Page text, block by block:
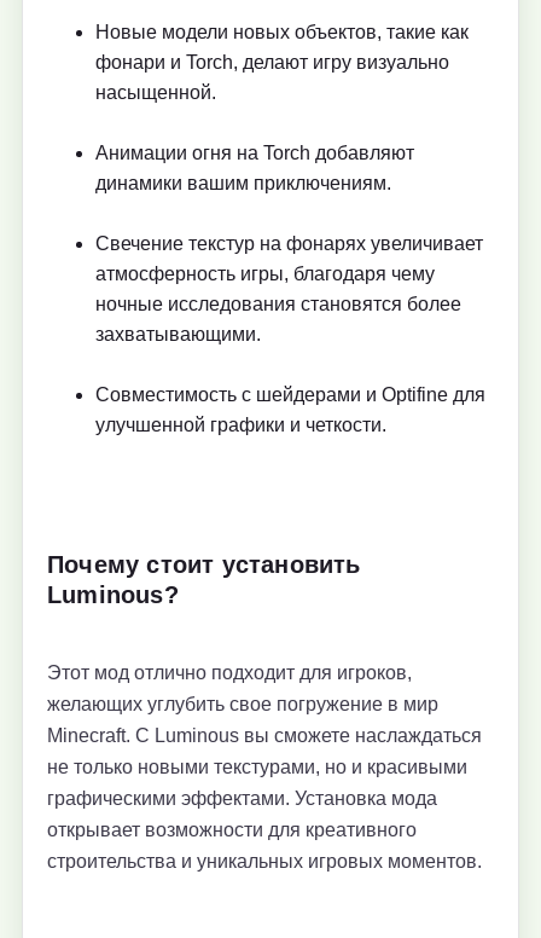
Новые модели новых объектов, такие как
фонари и Torch, делают игру визуально
насыщенной.
Анимации огня на Torch добавляют
динамики вашим приключениям.
Свечение текстур на фонарях увеличивает
атмосферность игры, благодаря чему
ночные исследования становятся более
захватывающими.
Совместимость с шейдерами и Optifine для
улучшенной графики и четкости.
Почему стоит установить
Luminous?
Этот мод отлично подходит для игроков,
желающих углубить свое погружение в мир
Minecraft. С Luminous вы сможете наслаждаться
не только новыми текстурами, но и красивыми
графическими эффектами. Установка мода
открывает возможности для креативного
строительства и уникальных игровых моментов.